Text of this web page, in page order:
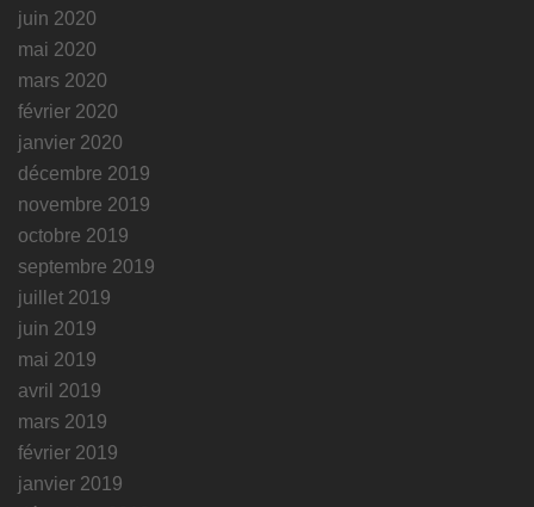
juin 2020
mai 2020
mars 2020
février 2020
janvier 2020
décembre 2019
novembre 2019
octobre 2019
septembre 2019
juillet 2019
juin 2019
mai 2019
avril 2019
mars 2019
février 2019
janvier 2019